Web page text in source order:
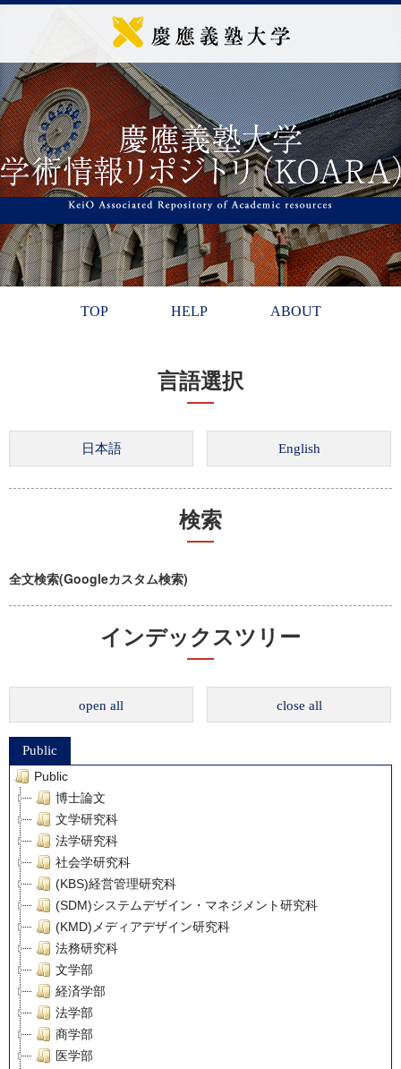
TOP HELP ABOUT
言語選択
検索
全文検索(Googleカスタム検索)
インデックスツリー
open all close all
Public
Public
博士論文
文学研究科
法学研究科
社会学研究科
(KBS)経営管理研究科
(SDM)システムデザイン・マネジメント研究科
(KMD)メディアデザイン研究科
法務研究科
文学部
経済学部
法学部
商学部
医学部